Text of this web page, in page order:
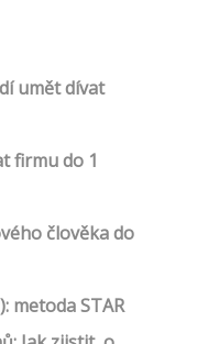
umět dívat
firmu do 1
člověka do
metoda STAR